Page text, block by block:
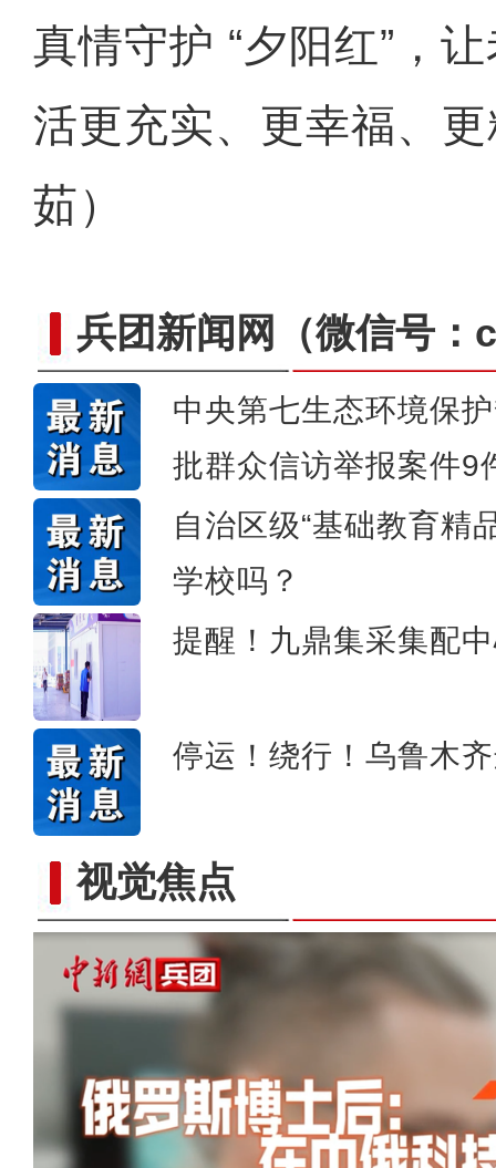
真情守护 “夕阳红”，
活更充实、更幸福、
茹）
兵团新闻网 （微信号
中央第七生态环境保
批群众信访举报案件9
自治区级“基础教育精
学校吗？
提醒！九鼎集采集配
停运！绕行！乌鲁木
视觉焦点
侨乡故事 | 哈班拜的
以“阅读+文旅+非遗+农技”